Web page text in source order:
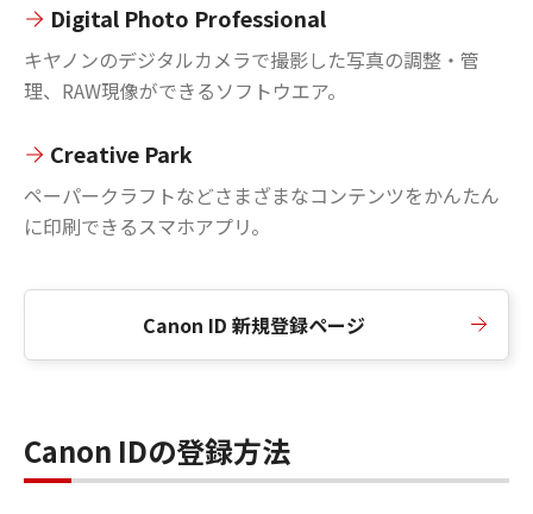
Digital Photo Professional
キヤノンのデジタルカメラで撮影した写真の調整・管
理、RAW現像ができるソフトウエア。
Creative Park
ペーパークラフトなどさまざまなコンテンツをかんたん
に印刷できるスマホアプリ。
Canon ID 新規登録ページ
Canon IDの登録方法